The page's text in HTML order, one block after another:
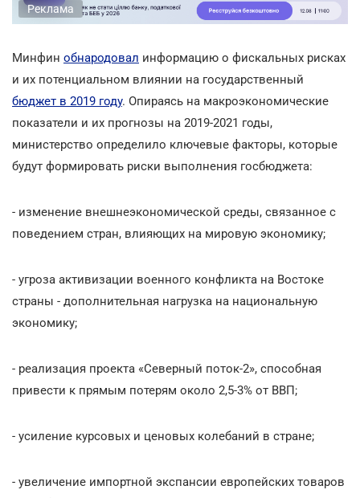
Реклама
Минфин обнародовал информацию о фискальных рисках
и их потенциальном влиянии на государственный
бюджет в 2019 году. Опираясь на макроэкономические
показатели и их прогнозы на 2019-2021 годы,
министерство определило ключевые факторы, которые
будут формировать риски выполнения госбюджета:
- изменение внешнеэкономической среды, связанное с
поведением стран, влияющих на мировую экономику;
- угроза активизации военного конфликта на Востоке
страны - дополнительная нагрузка на национальную
экономику;
- реализация проекта «Северный поток-2», способная
привести к прямым потерям около 2,5-3% от ВВП;
- усиление курсовых и ценовых колебаний в стране;
- увеличение импортной экспансии европейских товаров